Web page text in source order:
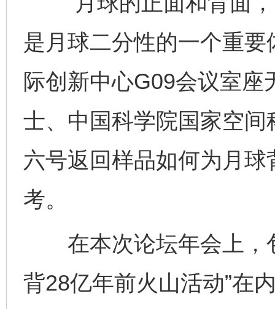
是月球二分性的一个重
际创新中心G09会议室
士、中国科学院国家空
六号返回样品如何为月
考。
在本次论坛年会上，
背28亿年前火山活动”在